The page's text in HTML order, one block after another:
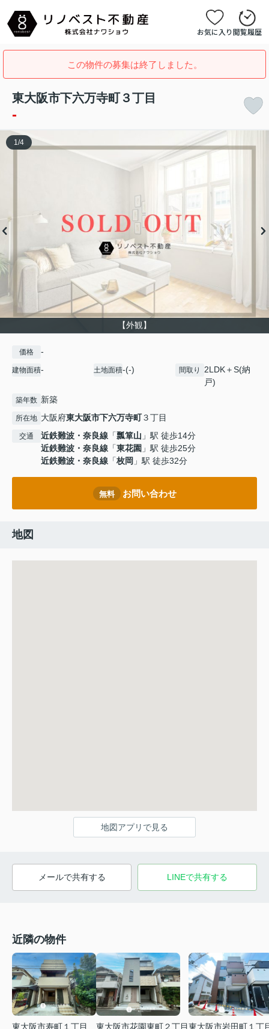
お気に入り閲覧履歴
この物件の募集は終了しました。
東大阪市下六万寺町３丁目
-
【外観】
1 /4
価格 -
建物面積- 土地面積-(-) 間取り
2LDK＋S(納
戸)
築年数 新築
所在地 大阪府東大阪市下六万寺町３丁目
交通 近鉄難波・奈良線 「瓢箪山 」駅 徒歩14分
近鉄難波・奈良線 「東花園 」駅 徒歩25分
近鉄難波・奈良線 「枚岡 」駅 徒歩32分
無料 お問い合わせ
地図
地図アプリで見る
メールで共有する LINEで共有する
近隣の物件
東大阪市寿町１丁目
東大阪市花園東町２丁目東大阪市岩田町１丁